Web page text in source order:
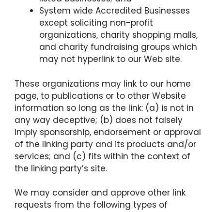
System wide Accredited Businesses
except soliciting non-profit
organizations, charity shopping malls,
and charity fundraising groups which
may not hyperlink to our Web site.
These organizations may link to our home
page, to publications or to other Website
information so long as the link: (a) is not in
any way deceptive; (b) does not falsely
imply sponsorship, endorsement or approval
of the linking party and its products and/or
services; and (c) fits within the context of
the linking party’s site.
We may consider and approve other link
requests from the following types of